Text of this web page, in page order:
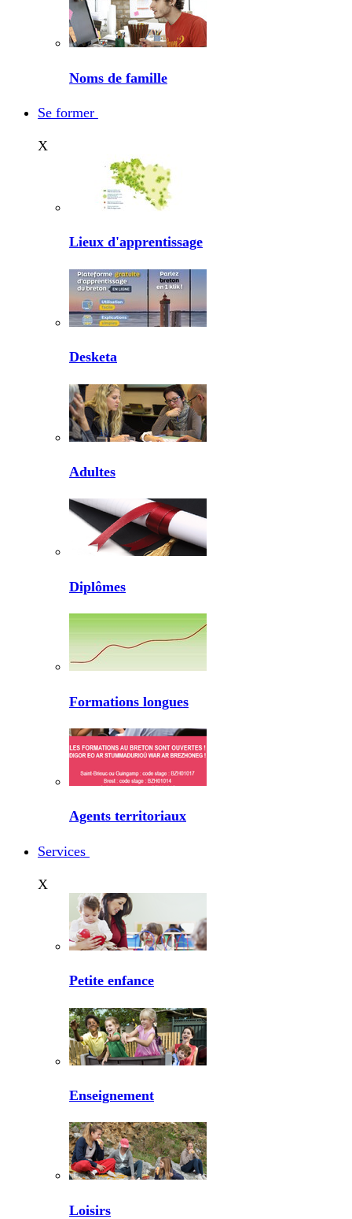
Noms de famille
Se former
X
Lieux d'apprentissage
Desketa
Adultes
Diplômes
Formations longues
Agents territoriaux
Services
X
Petite enfance
Enseignement
Loisirs